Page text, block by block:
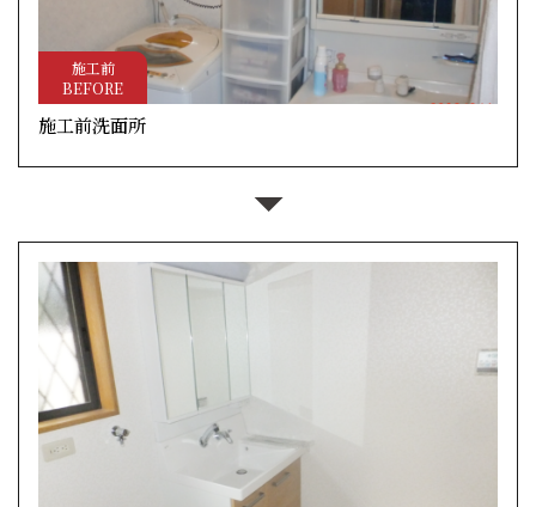
施工前
BEFORE
施工前洗面所